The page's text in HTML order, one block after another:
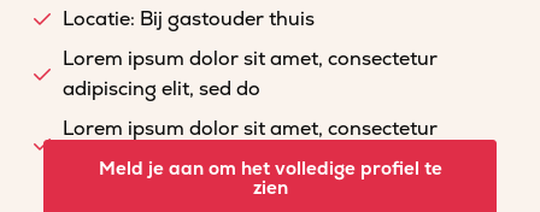
Locatie: Bij gastouder thuis
Lorem ipsum dolor sit amet, consectetur
adipiscing elit, sed do
Lorem ipsum dolor sit amet, consectetur
adipiscing elit, sed do
Lorem ipsum dolor sit amet, consectetur
Meld je aan om het volledige profiel te
zien